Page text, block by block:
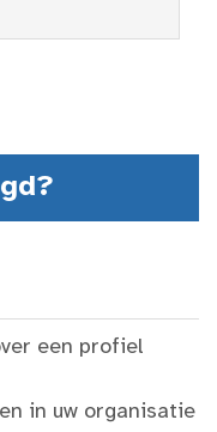
een profiel
in uw organisatie